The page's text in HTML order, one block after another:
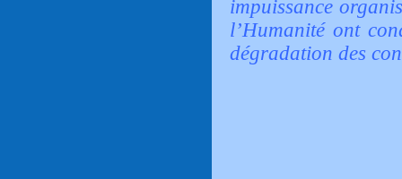
impuissance
l’Humanité ont
dégradation des